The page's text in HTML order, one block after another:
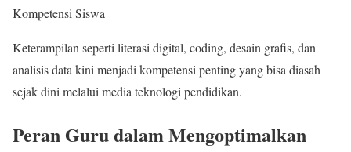
Kompetensi Siswa
Keterampilan seperti literasi digital, coding, desain grafis, dan
analisis data kini menjadi kompetensi penting yang bisa diasah
sejak dini melalui media teknologi pendidikan.
Peran Guru dalam Mengoptimalkan